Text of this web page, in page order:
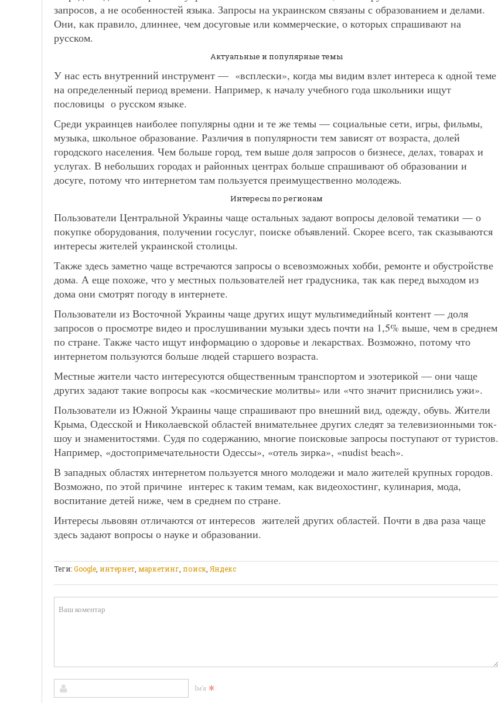
запросов, а не особенностей языка. Запросы на украинском связаны с образованием и делами.
Они, как правило, длиннее, чем досуговые или коммерческие, о которых спрашивают на
русском.
Актуальные и популярные темы
У нас есть внутренний инструмент — «всплески», когда мы видим взлет интереса к одной теме
на определенный период времени. Например, к началу учебного года школьники ищут
пословицы о русском языке.
Среди украинцев наиболее популярны одни и те же темы — социальные сети, игры, фильмы,
музыка, школьное образование. Различия в популярности тем зависят от возраста, долей
городского населения. Чем больше город, тем выше доля запросов о бизнесе, делах, товарах и
услугах. В небольших городах и районных центрах больше спрашивают об образовании и
досуге, потому что интернетом там пользуется преимущественно молодежь.
Интересы по регионам
Пользователи Центральной Украины чаще остальных задают вопросы деловой тематики — о
покупке оборудования, получении госуслуг, поиске объявлений. Скорее всего, так сказываются
интересы жителей украинской столицы.
Также здесь заметно чаще встречаются запросы о всевозможных хобби, ремонте и обустройстве
дома. А еще похоже, что у местных пользователей нет градусника, так как перед выходом из
дома они смотрят погоду в интернете.
Пользователи из Восточной Украины чаще других ищут мультимедийный контент — доля
запросов о просмотре видео и прослушивании музыки здесь почти на 1,5% выше, чем в среднем
по стране. Также часто ищут информацию о здоровье и лекарствах. Возможно, потому что
интернетом пользуются больше людей старшего возраста.
Местные жители часто интересуются общественным транспортом и эзотерикой — они чаще
других задают такие вопросы как «космические молитвы» или «что значит приснились ужи».
Пользователи из Южной Украины чаще спрашивают про внешний вид, одежду, обувь. Жители
Крыма, Одесской и Николаевской областей внимательнее других следят за телевизионными ток-
шоу и знаменитостями. Судя по содержанию, многие поисковые запросы поступают от туристов.
Например, «достопримечательности Одессы», «отель зирка», «nudist beach».
В западных областях интернетом пользуется много молодежи и мало жителей крупных городов.
Возможно, по этой причине интерес к таким темам, как видеохостинг, кулинария, мода,
воспитание детей ниже, чем в среднем по стране.
Интересы львовян отличаются от интересов жителей других областей. Почти в два раза чаще
здесь задают вопросы о науке и образовании.
Теги:Google интернет маркетинг поиск Яндекс
Ім'я *